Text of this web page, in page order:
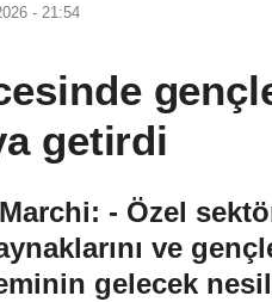
- 21:54
getirdi
- Özel
ve
gelecek